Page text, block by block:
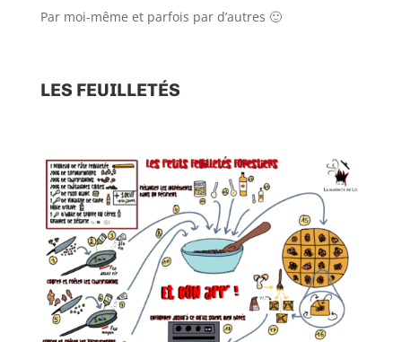
Par moi-même et parfois par d’autres 🙂
LES FEUILLETÉS